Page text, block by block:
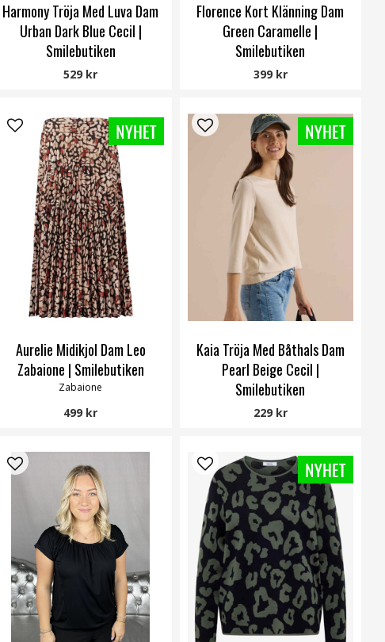
Harmony Tröja Med Luva Dam
Urban Dark Blue Cecil |
Smilebutiken
Cecil
529 kr
Florence Kort Klänning Dam
Green Caramelle |
Smilebutiken
Caramelle Fashion
399 kr
Aurelie Midikjol Dam Leo
Zabaione | Smilebutiken
Zabaione
499 kr
Kaia Tröja Med Båthals Dam
Pearl Beige Cecil |
Smilebutiken
Cecil
229 kr